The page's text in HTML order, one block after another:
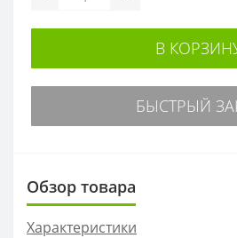
В
БЫСТРЫЙ
Обзор товара
Характеристики